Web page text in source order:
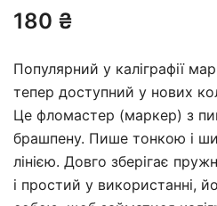
180 ₴
Популярний у каліграфії
тепер доступний у нових
Це фломастер (маркер) з
брашпену. Пише тонкою і
лінією. Довго зберігає
і простий у використанні,